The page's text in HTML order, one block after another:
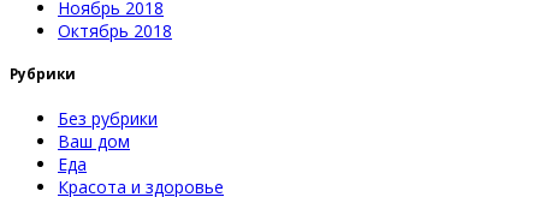
Ноябрь 2018
Октябрь 2018
Рубрики
Без рубрики
Ваш дом
Еда
Красота и здоровье